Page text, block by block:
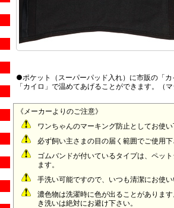
●ポケット（スーパーパッド入れ）に市販の「
「カイロ」で温めてあげることができます。（
《メーカーよりのご注意》
ワンちゃんのマーキング防止としてお使い
必ず飼い主さまの目の届く範囲でご使用下
ゴムバンドが付いているタイプは、ペッ
ます。
手洗い可能ですので、いつも清潔にお使い
濃色物は洗濯時に色が出ることがありま
き洗いは絶対にお避け下さい。